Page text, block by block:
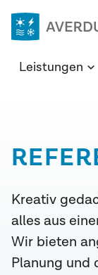
Zum
Inhalt
Ingenieure
Leistungen
Kreativ
alles aus
Wir bieten
Planung und